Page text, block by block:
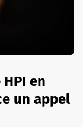
en
un appel